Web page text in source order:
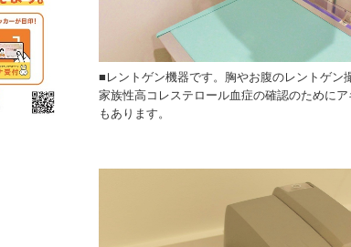
■レントゲン機器です。胸やお腹のレントゲン
家族性高コレステロール血症の確認のために
もあります。